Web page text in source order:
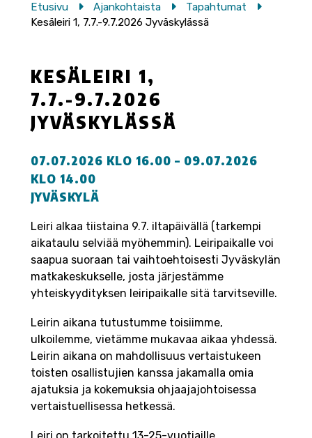
Etusivu Ajankohtaista
Tapahtumat
Kesäleiri 1, 7.7.-9.7.2026 Jyväskylässä
KESÄLEIRI 1,
7.7.-9.7.2026
JYVÄSKYLÄSSÄ
07.07.2026 KLO 16.00 – 09.07.2026
KLO 14.00
JYVÄSKYLÄ
Leiri alkaa tiistaina 9.7. iltapäivällä (tarkempi
aikataulu selviää myöhemmin). Leiripaikalle voi
saapua suoraan tai vaihtoehtoisesti Jyväskylän
matkakeskukselle, josta järjestämme
yhteiskyydityksen leiripaikalle sitä tarvitseville.
Leirin aikana tutustumme toisiimme,
ulkoilemme, vietämme mukavaa aikaa yhdessä.
Leirin aikana on mahdollisuus vertaistukeen
toisten osallistujien kanssa jakamalla omia
ajatuksia ja kokemuksia ohjaajajohtoisessa
vertaistuellisessa hetkessä.